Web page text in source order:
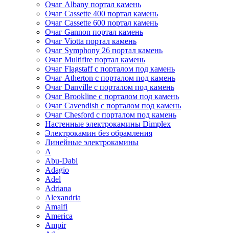
Очаг Albany портал камень
Очаг Cassette 400 портал камень
Очаг Cassette 600 портал камень
Очаг Gannon портал камень
Очаг Viotta портал камень
Очаг Symphony 26 портал камень
Очаг Multifire портал камень
Очаг Flagstaff с порталом под камень
Очаг Atherton с порталом под камень
Очаг Danville с порталом под камень
Очаг Brookline с порталом под камень
Очаг Cavendish с порталом под камень
Очаг Chesford с порталом под камень
Настенные электрокамины Dimplex
Электрокамин без обрамления
Линейные электрокамины
A
Abu-Dabi
Adagio
Adel
Adriana
Alexandria
Amalfi
America
Ampir